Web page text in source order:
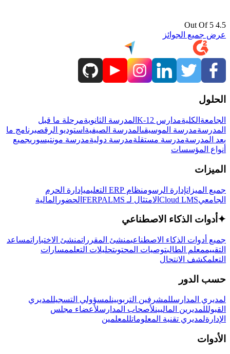
4.5 Out Of 5
عرض جميع الجوائز
الحلول
الجامعة الكليةمدارس K-12 المدرسة الثانويةمرحلة ما قبل
المدرسةمدرسة الموسيقىالمدرسة الصيفية استوديو الرقصبرنامج ما
بعد المدرسةمدرسة مستقلةمدرسة دوليةمدرسة مونتيسوريجميع
أنواع المؤسسات
الميزات
جميع الميزاتإدارة الرسومنظام ERP التعليمي
إدارة الحرم
الجامعيCloud LMS الامتثال لـ FERPA LMS الحضور المالية
✦ أدوات الذكاء الاصطناعي
جميع أدوات الذكاء الاصطناعيمنشئ المقرراتمنشئ الاختباراتمساعد
التقييممعلم الطالبتوصيات المحتوىتحليلات التعلممسارات
التعلمكشف الانتحال
حسب الدور
لمديري المدارسللمشرفين التربويينلمسؤولي التسجيللمديري
القبولللمديرين الماليينلأصحاب المدارسلأعضاء مجلس
الإدارةلمديري تقنية المعلوماتللمعلمين
الأدوات